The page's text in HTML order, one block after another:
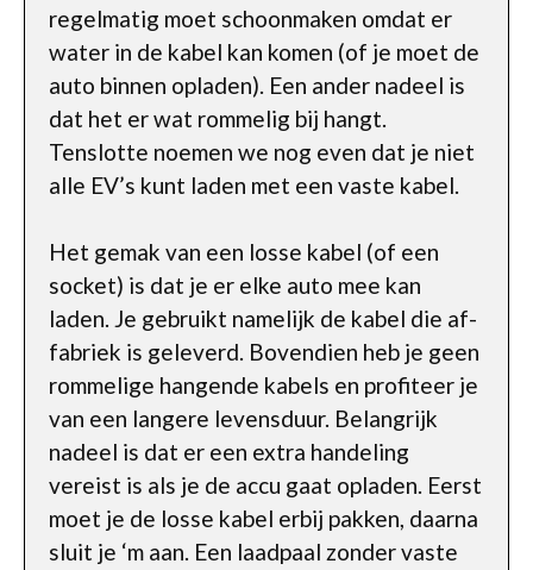
regelmatig moet schoonmaken omdat er
water in de kabel kan komen (of je moet de
auto binnen opladen). Een ander nadeel is
dat het er wat rommelig bij hangt.
Tenslotte noemen we nog even dat je niet
alle EV’s kunt laden met een vaste kabel.
Het gemak van een losse kabel (of een
socket) is dat je er elke auto mee kan
laden. Je gebruikt namelijk de kabel die af-
fabriek is geleverd. Bovendien heb je geen
rommelige hangende kabels en profiteer je
van een langere levensduur. Belangrijk
nadeel is dat er een extra handeling
vereist is als je de accu gaat opladen. Eerst
moet je de losse kabel erbij pakken, daarna
sluit je ‘m aan. Een laadpaal zonder vaste